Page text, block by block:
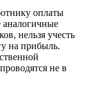
оплаты
аналогичные
нельзя учесть
на прибыль.
не в